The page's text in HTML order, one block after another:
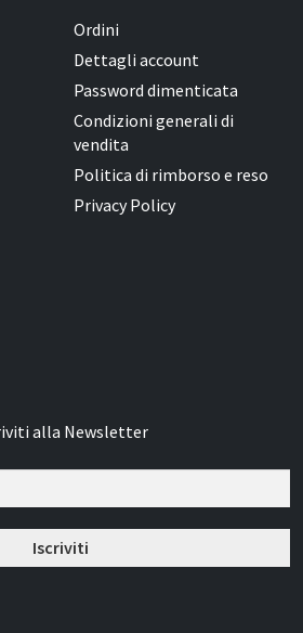
Ordini
Dettagli account
Password dimenticata
Condizioni generali di
vendita
Politica di rimborso e reso
Privacy Policy
alla Newsletter